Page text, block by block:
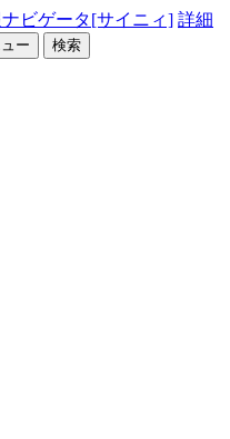
ビゲータ[サイニィ] 詳細
ー 検索